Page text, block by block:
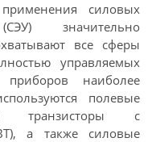
силовых
значительно
все сферы
управляемых
приборов наиболее
полевые
транзисторы с
а также силовые